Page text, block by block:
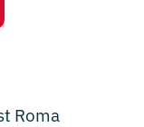
Roma